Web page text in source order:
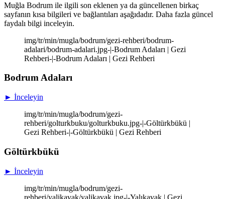
Muğla Bodrum ile ilgili son eklenen ya da güncellenen birkaç
sayfanın kısa bilgileri ve bağlantıları aşağıdadır. Daha fazla güncel
faydalı bilgi inceleyin.
img/tr/min/mugla/bodrum/gezi-rehberi/bodrum-
adalari/bodrum-adalari.jpg-|-Bodrum Adaları | Gezi
Rehberi-|-Bodrum Adaları | Gezi Rehberi
Bodrum Adaları
► İnceleyin
img/tr/min/mugla/bodrum/gezi-
rehberi/golturkbuku/golturkbuku.jpg-|-Göltürkbükü |
Gezi Rehberi-|-Göltürkbükü | Gezi Rehberi
Göltürkbükü
► İnceleyin
img/tr/min/mugla/bodrum/gezi-
rehberi/yalikavak/yalikavak.jpg-|-Yalıkavak | Gezi